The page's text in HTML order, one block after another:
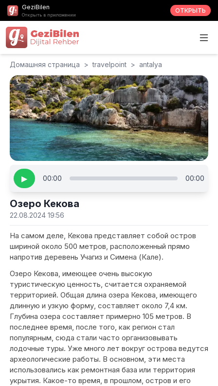
GeziBilen
Открыть в приложении
ОТКРЫТЬ
Домашняя страница > travelpoint > antalya
▶ 00:00 00:00
Озеро Кекова
22.08.2024 19:56
На самом деле, Кекова представляет собой остров
шириной около 500 метров, расположенный прямо
напротив деревень Учагиз и Симена (Кале).
Озеро Кекова, имеющее очень высокую
туристическую ценность, считается охраняемой
территорией. Общая длина озера Кекова, имеющего
длинную и узкую форму, составляет около 7,4 км.
Глубина озера составляет примерно 105 метров. В
последнее время, после того, как регион стал
популярным, сюда стали часто организовывать
лодочные туры. Уже много лет вокруг острова ведутся
археологические работы. В основном, эти места
использовались как ремонтная база или территория
укрытия. Какое-то время, в прошлом, остров и его